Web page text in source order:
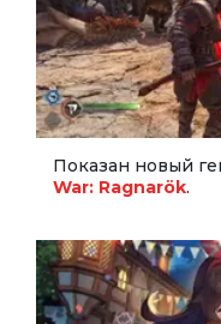
Показан новый
War: Ragnarök.